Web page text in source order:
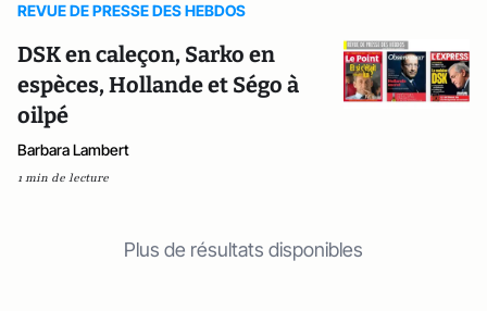
REVUE DE PRESSE DES HEBDOS
DSK en caleçon, Sarko en
espèces, Hollande et Ségo à
oilpé
Barbara Lambert
1 min de lecture
Plus de résultats disponibles